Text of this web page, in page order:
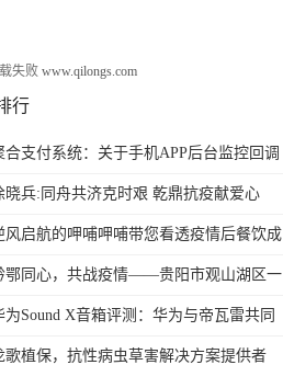
失败 www.qilongs.com
行
合支付系统：关于手机APP后台监控回调
讨论
晓兵:同舟共济克时艰 乾鼎抗疫献爱心
风启航的呷哺呷哺带您看透疫情后餐饮成
把控和未来布局
鄂同心，共战疫情——贵阳市观山湖区一
营企业选派技术人员弛援鄂州
为Sound X音箱评测：华为与帝瓦雷共同
造音质经典
歌植保，抗性病虫草害解决方案提供者